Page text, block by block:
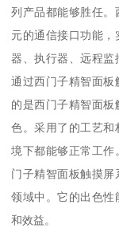
列产品都能够胜任。
元的通信接口功能
器、执行器、远程监
通过西门子精智面板
的是西门子精智面板
色。采用了的工艺和
境下都能够正常工作
门子精智面板触摸
领域中。它的出色性
和效益。